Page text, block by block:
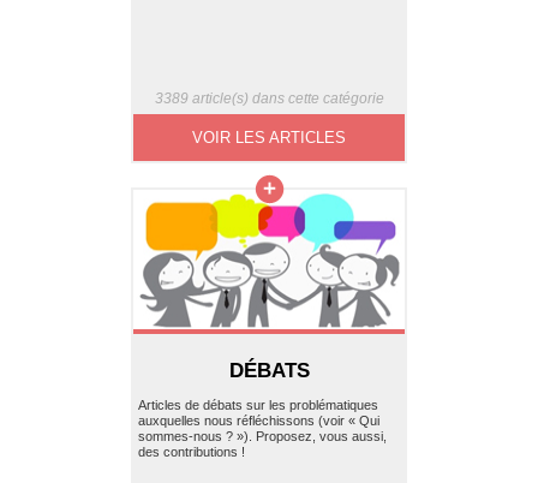
3389 article(s) dans cette catégorie
VOIR LES ARTICLES
DÉBATS
Articles de débats sur les problématiques
auxquelles nous réfléchissons (voir « Qui
sommes-nous ? »). Proposez, vous aussi,
des contributions !